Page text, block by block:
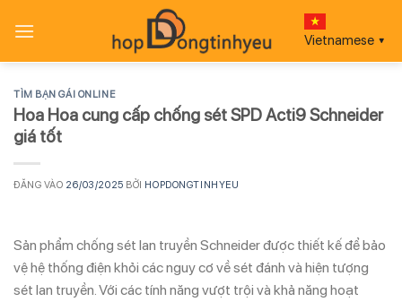
qua
Vietnamese ▼
TÌM BẠN GÁI ONLINE
Hoa Hoa cung cấp chống sét SPD Acti9 Schneider
giá tốt
ĐĂNG VÀO 26/03/2025 BỞI HOPDONGTINHYEU
Sản phẩm chống sét lan truyền Schneider được thiết kế để bảo
vệ hệ thống điện khỏi các nguy cơ về sét đánh và hiện tượng
sét lan truyền. Với các tính năng vượt trội và khả năng hoạt